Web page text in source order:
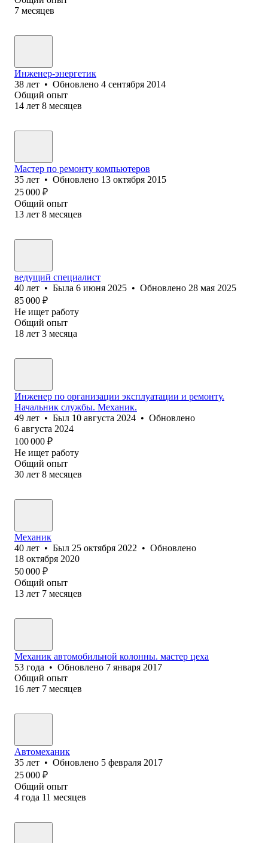
7 месяцев
Инженер-энергетик
38 лет • Обновлено 4 сентября 2014
Общий опыт
14 лет 8 месяцев
Мастер по ремонту компьютеров
35 лет • Обновлено 13 октября 2015
25 000 ₽
Общий опыт
13 лет 8 месяцев
ведущий специалист
40 лет • Была 6 июня 2025 • Обновлено 28 мая 2025
85 000 ₽
Не ищет работу
Общий опыт
18 лет 3 месяца
Инженер по организации эксплуатации и ремонту.
Начальник службы. Механик.
49 лет • Был 10 августа 2024 • Обновлено
6 августа 2024
100 000 ₽
Не ищет работу
Общий опыт
30 лет 8 месяцев
Механик
40 лет • Был 25 октября 2022 • Обновлено
18 октября 2020
50 000 ₽
Общий опыт
13 лет 7 месяцев
Механик автомобильной колонны. мастер цеха
53 года • Обновлено 7 января 2017
Общий опыт
16 лет 7 месяцев
Автомеханик
35 лет • Обновлено 5 февраля 2017
25 000 ₽
Общий опыт
4 года 11 месяцев